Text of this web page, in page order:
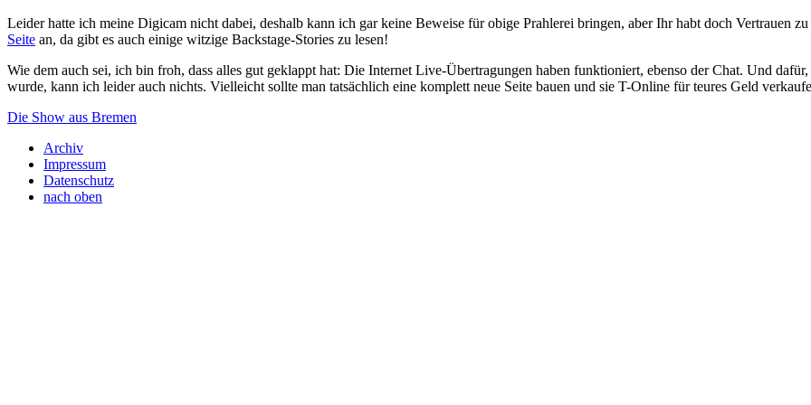
Leider hatte ich meine Digicam nicht dabei, deshalb kann ich gar keine Beweise für obige Prahlerei bringen, aber Ihr habt doch Vertrauen
Seite an, da gibt es auch einige witzige Backstage-Stories zu lesen!
Wie dem auch sei, ich bin froh, dass alles gut geklappt hat: Die Internet Live-Übertragungen haben funktioniert, ebenso der Chat. Und
wurde, kann ich leider auch nichts. Vielleicht sollte man tatsächlich eine komplett neue Seite bauen und sie T-Online für teures Geld
Die Show aus Bremen
Archiv
Impressum
Datenschutz
nach oben